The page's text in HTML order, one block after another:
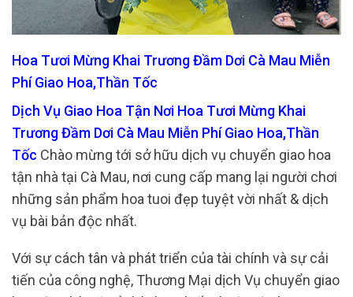
Hoa Tươi Mừng Khai Trương Đầm Dơi Cà Mau Miễn
Phí Giao Hoa,Thần Tốc
Dịch Vụ Giao Hoa Tận Nơi Hoa Tươi Mừng Khai
Trương Đầm Dơi Cà Mau Miễn Phí Giao Hoa,Thần
Tốc Chào mừng tới sở hữu dịch vụ chuyển giao hoa
tận nhà tại Cà Mau, nơi cung cấp mang lại người chơi
những sản phẩm hoa tuoi đẹp tuyệt vời nhất & dịch
vụ bài bản độc nhất.
Với sự cách tân và phát triển của tài chính và sự cải
tiến của công nghệ, Thương Mại dịch Vụ chuyển giao